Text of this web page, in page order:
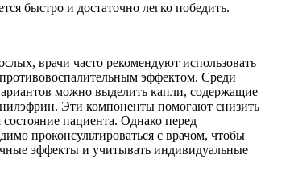
быстро и достаточно легко победить.
врачи часто рекомендуют использовать
эффектом. Среди
можно выделить капли, содержащие
Эти компоненты помогают снизить
пациента. Однако перед
проконсультироваться с врачом, чтобы
эффекты и учитывать индивидуальные